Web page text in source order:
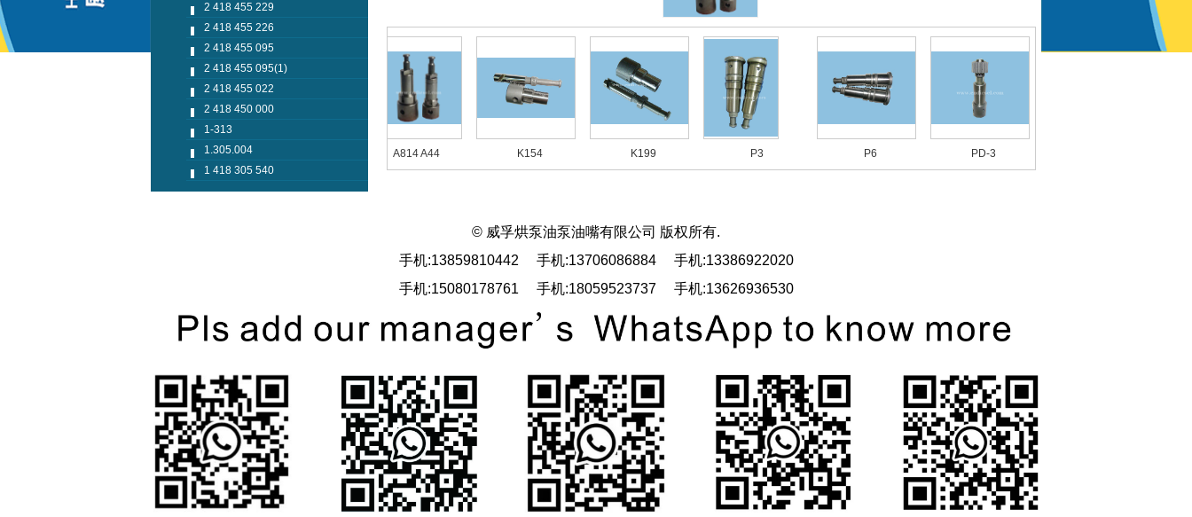
2 418 455 229
2 418 455 226
2 418 455 095
2 418 455 095(1)
2 418 455 022
2 418 450 000
1-313
1.305.004
1 418 305 540
090150-4840 A814 A44 K154 K199 P3 P6 PD-3
© 威孚烘泵油泵油嘴有限公司 版权所有.
手机:13859810442 手机:13706086884 手机:13386922020
手机:15080178761 手机:18059523737 手机:13626936530